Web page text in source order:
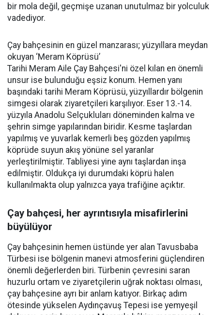
bir mola değil, geçmişe uzanan unutulmaz bir yolculuk
vadediyor.
Çay bahçesinin en güzel manzarası; yüzyıllara meydan
okuyan ‘Meram Köprüsü’
Tarihi Meram Aile Çay Bahçesi'ni özel kılan en önemli
unsur ise bulunduğu eşsiz konum. Hemen yanı
başındaki tarihi Meram Köprüsü, yüzyıllardır bölgenin
simgesi olarak ziyaretçileri karşılıyor. Eser 13.-14.
yüzyıla Anadolu Selçukluları döneminden kalma ve
şehrin simge yapılarından biridir. Kesme taşlardan
yapılmış ve yuvarlak kemerli beş gözden yapılmış
köprüde suyun akış yönüne sel yaranlar
yerleştirilmiştir. Tabliyesi yine aynı taşlardan inşa
edilmiştir. Oldukça iyi durumdaki köprü halen
kullanılmakta olup yalnızca yaya trafiğine açıktır.
Çay bahçesi, her ayrıntısıyla misafirlerini
büyülüyor
Çay bahçesinin hemen üstünde yer alan Tavusbaba
Türbesi ise bölgenin manevi atmosferini güçlendiren
önemli değerlerden biri. Türbenin çevresini saran
huzurlu ortam ve ziyaretçilerin uğrak noktası olması,
çay bahçesine ayrı bir anlam katıyor. Birkaç adım
ötesinde yükselen Aydınçavuş Tepesi ise yemyeşil